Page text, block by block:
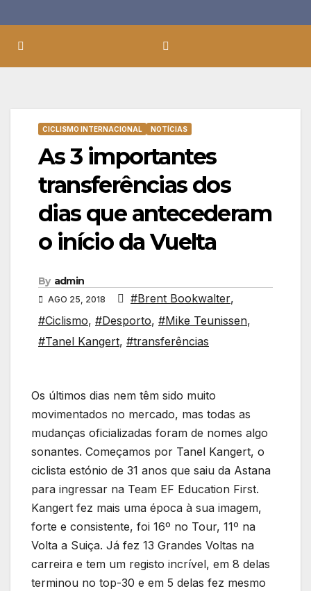
CICLISMO INTERNACIONAL NOTÍCIAS
As 3 importantes
transferências dos
dias que antecederam
o início da Vuelta
By admin
AGO 25, 2018 #Brent Bookwalter,
#Ciclismo, #Desporto, #Mike Teunissen,
#Tanel Kangert, #transferências
Os últimos dias nem têm sido muito
movimentados no mercado, mas todas as
mudanças oficializadas foram de nomes algo
sonantes. Começamos por Tanel Kangert, o
ciclista estónio de 31 anos que saiu da Astana
para ingressar na Team EF Education First.
Kangert fez mais uma época à sua imagem,
forte e consistente, foi 16º no Tour, 11º na
Volta a Suiça. Já fez 13 Grandes Voltas na
carreira e tem um registo incrível, em 8 delas
terminou no top-30 e em 5 delas fez mesmo